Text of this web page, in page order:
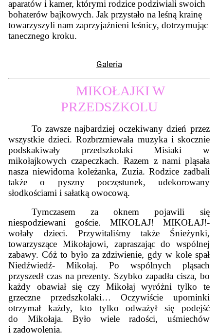
aparatów i kamer, którymi rodzice podziwiali swoich
bohaterów bajkowych. Jak przystało na leśną krainę
towarzyszyli nam zaprzyjaźnieni leśnicy, dotrzymując
tanecznego kroku.
Galeria
MIKOŁAJKI W
PRZEDSZKOLU
To zawsze najbardziej oczekiwany dzień przez
wszystkie dzieci. Rozbrzmiewała muzyka i skocznie
podskakiwały przedszkolaki Misiaki w
mikołajkowych czapeczkach. Razem z nami pląsała
nasza niewidoma koleżanka, Zuzia. Rodzice zadbali
także o pyszny poczęstunek, udekorowany
słodkościami i sałatką owocową.
Tymczasem za oknem pojawili się
niespodziewani goście. MIKOŁAJ! MIKOŁAJ!-
wołały dzieci. Przywitaliśmy także Śnieżynki,
towarzyszące Mikołajowi, zapraszając do wspólnej
zabawy. Cóż to było za zdziwienie, gdy w kole spał
Niedźwiedź- Mikołaj. Po wspólnych pląsach
przyszedł czas na prezenty. Szybko zapadła cisza, bo
każdy obawiał się czy Mikołaj wyróżni tylko te
grzeczne przedszkolaki… Oczywiście upominki
otrzymał każdy, kto tylko odważył się podejść
do Mikołaja. Było wiele radości, uśmiechów
i zadowolenia.